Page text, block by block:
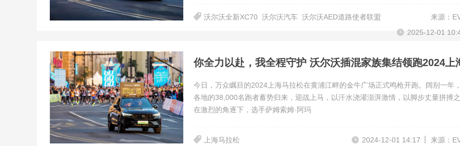
沃尔沃全新XC70 沃尔沃汽车 沃尔沃AED道路使者联盟
来源：
2025-12-01
今日，万众瞩目的2024上海马拉松在黄浦江畔的金牛广场正式鸣枪开跑。阔别一年
各地的38,000名跑者蓄势归来，迎战上马，以汗水浇灌澎湃激情，以脚步丈量拼搏之
在激烈的角逐下，选手萨姆索姆·阿玛
上海马拉松 来源：
2024-12-01 14:17